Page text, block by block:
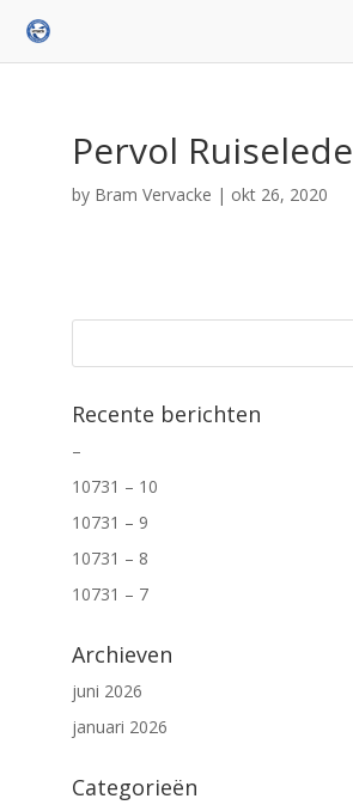
Pervol Ruiselede
by Bram Vervacke | okt 26, 2020
Recente berichten
–
10731 – 10
10731 – 9
10731 – 8
10731 – 7
Archieven
juni 2026
januari 2026
Categorieën